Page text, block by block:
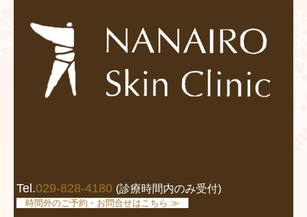
Tel.029-828-4180 (診療時間内のみ受付)
時間外のご予約・お問合せはこちら ≫